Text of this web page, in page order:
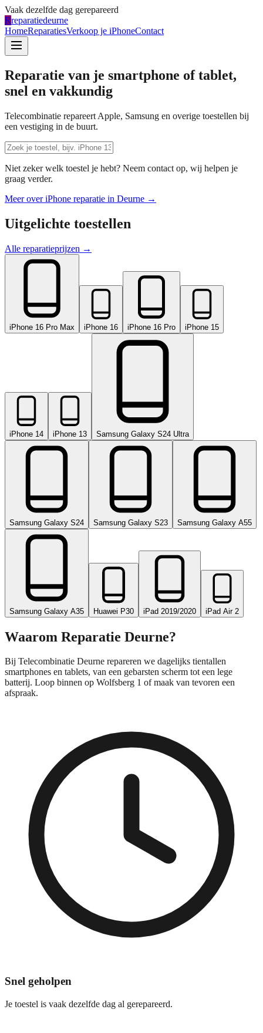
Vaak dezelfde dag gerepareerd
Rreparatiedeurne
HomeReparatiesVerkoop je iPhoneContact
Reparatie van je smartphone of tablet,
snel en vakkundig
Telecombinatie repareert Apple, Samsung en overige toestellen bij
een vestiging in de buurt.
Niet zeker welk toestel je hebt? Neem contact op, wij helpen je
graag verder.
Meer over iPhone reparatie in Deurne →
Uitgelichte toestellen
Alle reparatieprijzen →
iPhone 16 Pro Max iPhone 16 iPhone 16 Pro iPhone 15
iPhone 14 iPhone 13 Samsung Galaxy S24 Ultra
Samsung Galaxy S24 Samsung Galaxy S23 Samsung Galaxy A55
Samsung Galaxy A35 Huawei P30 iPad 2019/2020 iPad Air 2
Waarom Reparatie Deurne?
Bij Telecombinatie Deurne repareren we dagelijks tientallen
smartphones en tablets, van een gebarsten scherm tot een lege
batterij. Loop binnen op Wolfsberg 1 of maak van tevoren een
afspraak.
Snel geholpen
Je toestel is vaak dezelfde dag al gerepareerd.